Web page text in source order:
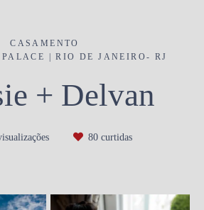
CASAMENTO
| RIO DE JANEIRO- RJ
+ Delvan
80curtidas